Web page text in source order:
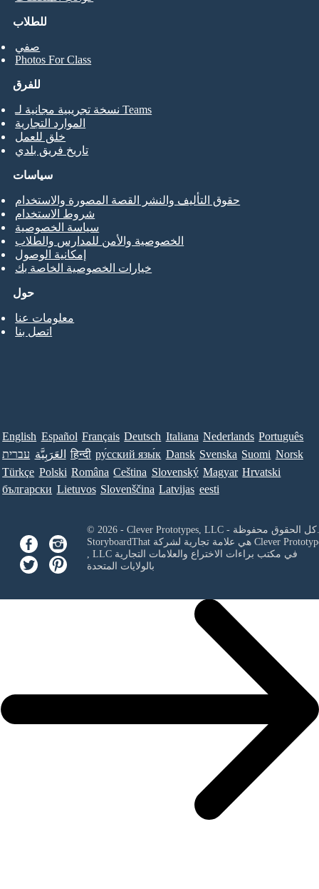
للطلاب
صفي
Photos For Class
للفرق
نسخة تجريبية مجانية لـ Teams
الموارد التجارية
خلق للعمل
تاريخ فريق بلدي
حول
معلومات عنا
اتصل بنا
سياسات
حقوق التأليف والنشر القصة المصورة والاستخدام
شروط الاستخدام
سياسة الخصوصية
الخصوصية والأمن للمدارس والطلاب
إمكانية الوصول
خيارات الخصوصية الخاصة بك
English Español Français Deutsch Italiana Nederlands Português
עברית العَرَبِيَّة हिन्दी ру́сский язы́к Dansk Svenska Suomi Norsk
Türkçe Polski Româna Ceština Slovenský Magyar Hrvatski
български Lietuvos Slovenščina Latvijas eesti
© 2026 - Clever Prototypes, LLC - كل الحقوق محفوظة.
StoryboardThat هي علامة تجارية لشركة Clever
, LLCفي مكتب براءات الاختراع والعلامات التجارية
بالولايات المتحدة